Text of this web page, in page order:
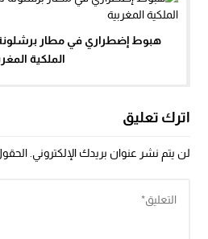
هبوط إضطراري في مطار
الملكية
اترك تعليق
لن يتم نشر عنوان بريدك الإلكتروني.